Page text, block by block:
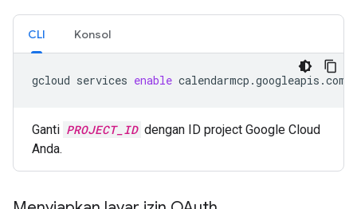
CLI Konsol
gcloud services enable calendarmcp.googleapis.com
Ganti PROJECT_ID dengan ID project Google Cloud
Anda.